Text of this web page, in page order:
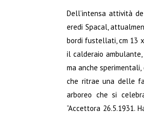
Dell’intensa attività
eredi Spacal,
bordi fustellati, cm 13
il calderaio
ma anche
che ritrae una delle
arboreo che si
”Accettora 26.5.1931.